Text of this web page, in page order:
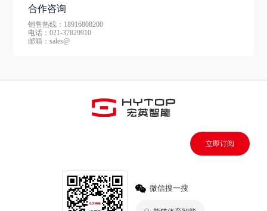
合作咨询
销售热线：18916808200
电话：021-37829910
邮箱：sales@
立即订阅
微信搜一搜